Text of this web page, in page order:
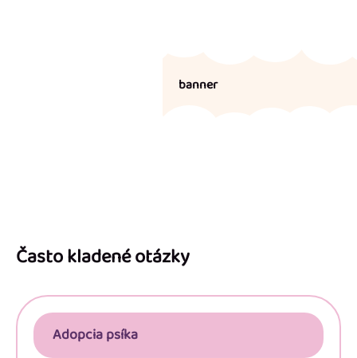
banner
Často kladené otázky
Adopcia psíka